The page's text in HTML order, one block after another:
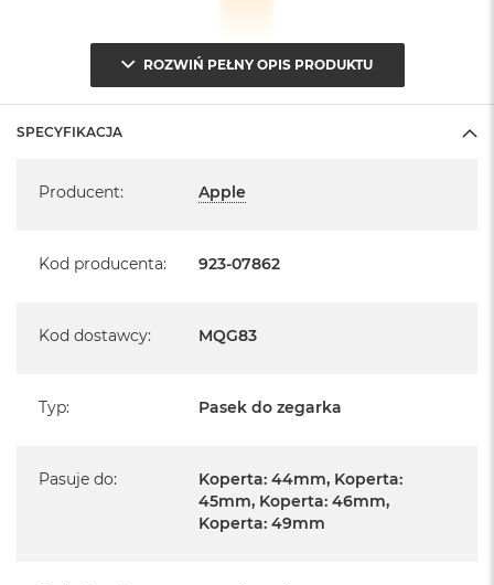
ROZWIŃ PEŁNY OPIS PRODUKTU
SPECYFIKACJA
Producent: Apple
Kod producenta: 923-07862
Kod dostawcy: MQG83
Typ: Pasek do zegarka
Pasuje do:
Koperta: 44mm, Koperta:
45mm, Koperta: 46mm,
Koperta: 49mm